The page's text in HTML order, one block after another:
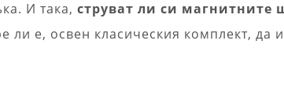
И така, струват ли си магнитните
ли е, освен класическия комплект, да